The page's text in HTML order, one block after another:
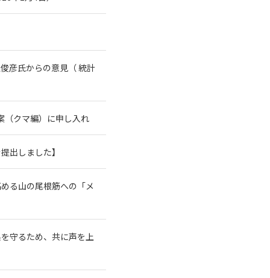
彦氏からの意見（ 統計
クマ編）に申し入れ
出しました】
る山の尾根筋への「メ
守るため、共に声を上